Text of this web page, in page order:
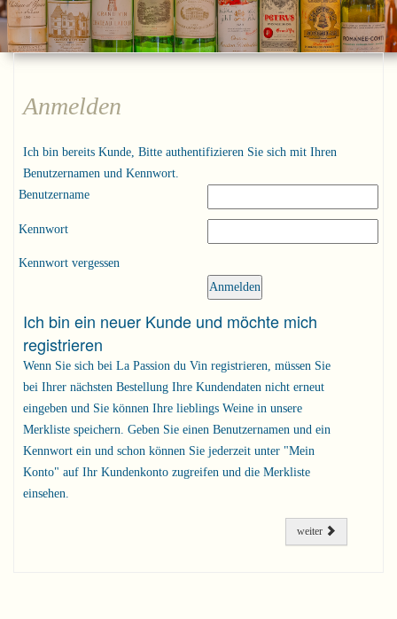
Anmelden
Ich bin bereits Kunde, Bitte authentifizieren Sie sich mit Ihren
Benutzernamen und Kennwort.
Benutzername
Kennwort
Kennwort vergessen
Ich bin ein neuer Kunde und möchte mich
registrieren
Wenn Sie sich bei La Passion du Vin registrieren, müssen Sie
bei Ihrer nächsten Bestellung Ihre Kundendaten nicht erneut
eingeben und Sie können Ihre lieblings Weine in unsere
Merkliste speichern. Geben Sie einen Benutzernamen und ein
Kennwort ein und schon können Sie jederzeit unter "Mein
Konto" auf Ihr Kundenkonto zugreifen und die Merkliste
einsehen.
weiter